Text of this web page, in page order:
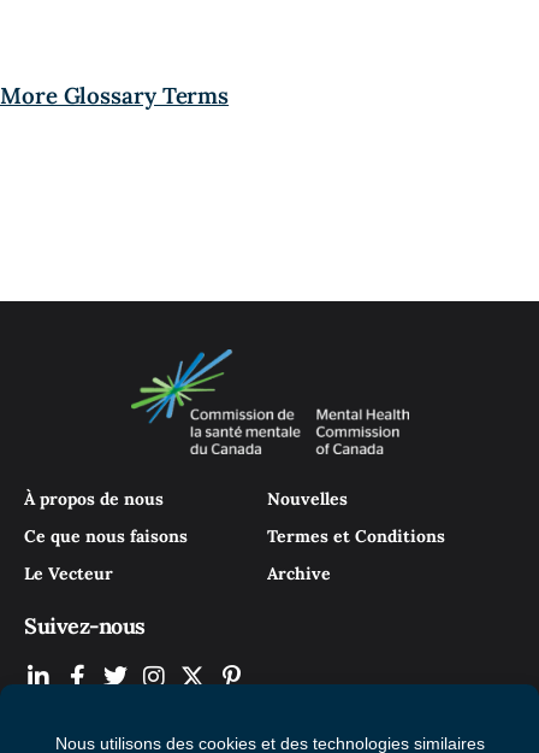
More Glossary Terms
À propos de nous
Ce que nous faisons
Le Vecteur
Nouvelles
Termes et Conditions
Archive
Suivez-nous